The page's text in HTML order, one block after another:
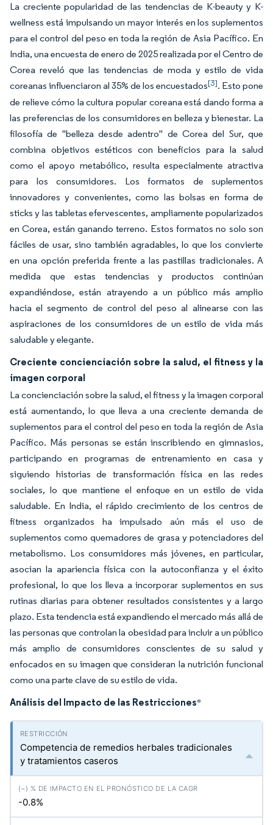
La creciente popularidad de las tendencias de K-beauty y K-
wellness está impulsando un mayor interés en los suplementos
para el control del peso en toda la región de Asia Pacífico. En
India, una encuesta de enero de 2025 realizada por el Centro de
Corea reveló que las tendencias de moda y estilo de vida
coreanas influenciaron al 35% de los encuestados[3]. Esto pone
de relieve cómo la cultura popular coreana está dando forma a
las preferencias de los consumidores en belleza y bienestar. La
filosofía de "belleza desde adentro" de Corea del Sur, que
combina objetivos estéticos con beneficios para la salud
como el apoyo metabólico, resulta especialmente atractiva
para los consumidores. Los formatos de suplementos
innovadores y convenientes, como las bolsas en forma de
sticks y las tabletas efervescentes, ampliamente popularizados
en Corea, están ganando terreno. Estos formatos no solo son
fáciles de usar, sino también agradables, lo que los convierte
en una opción preferida frente a las pastillas tradicionales. A
medida que estas tendencias y productos continúan
expandiéndose, están atrayendo a un público más amplio
hacia el segmento de control del peso al alinearse con las
aspiraciones de los consumidores de un estilo de vida más
saludable y elegante.
Creciente concienciación sobre la salud, el fitness y la
imagen corporal
La concienciación sobre la salud, el fitness y la imagen corporal
está aumentando, lo que lleva a una creciente demanda de
suplementos para el control del peso en toda la región de Asia
Pacífico. Más personas se están inscribiendo en gimnasios,
participando en programas de entrenamiento en casa y
siguiendo historias de transformación física en las redes
sociales, lo que mantiene el enfoque en un estilo de vida
saludable. En India, el rápido crecimiento de los centros de
fitness organizados ha impulsado aún más el uso de
suplementos como quemadores de grasa y potenciadores del
metabolismo. Los consumidores más jóvenes, en particular,
asocian la apariencia física con la autoconfianza y el éxito
profesional, lo que los lleva a incorporar suplementos en sus
rutinas diarias para obtener resultados consistentes y a largo
plazo. Esta tendencia está expandiendo el mercado más allá de
las personas que controlan la obesidad para incluir a un público
más amplio de consumidores conscientes de su salud y
enfocados en su imagen que consideran la nutrición funcional
como una parte clave de su estilo de vida.
Análisis del Impacto de las Restricciones*
Competencia de remedios herbales tradicionales
y tratamientos caseros
-0.8%